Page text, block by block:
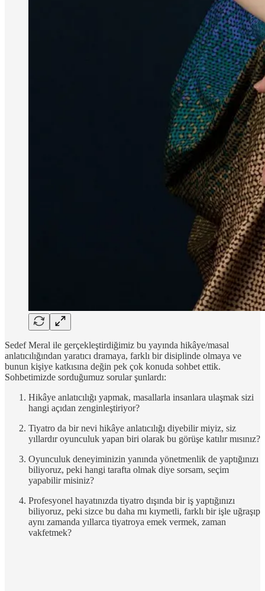
Sedef Meral ile gerçekleştirdiğimiz bu yayında hikâye/masal
anlatıcılığından yaratıcı dramaya, farklı bir disiplinde olmaya ve
bunun kişiye katkısına değin pek çok konuda sohbet ettik.
Sohbetimizde sorduğumuz sorular şunlardı:
Hikâye anlatıcılığı yapmak, masallarla insanlara ulaşmak sizi
hangi açıdan zenginleştiriyor?
Tiyatro da bir nevi hikâye anlatıcılığı diyebilir miyiz, siz
yıllardır oyunculuk yapan biri olarak bu görüşe katılır mısınız?
Oyunculuk deneyiminizin yanında yönetmenlik de yaptığınızı
biliyoruz, peki hangi tarafta olmak diye sorsam, seçim
yapabilir misiniz?
Profesyonel hayatınızda tiyatro dışında bir iş yaptığınızı
biliyoruz, peki sizce bu daha mı kıymetli, farklı bir işle uğraşıp
aynı zamanda yıllarca tiyatroya emek vermek, zaman
vakfetmek?